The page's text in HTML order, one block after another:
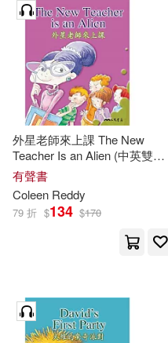
外星老師來上課 The New
Teacher Is an Alien (中英雙語
故事) (有聲書)
有聲書
Coleen Reddy
79 折 $134 $170